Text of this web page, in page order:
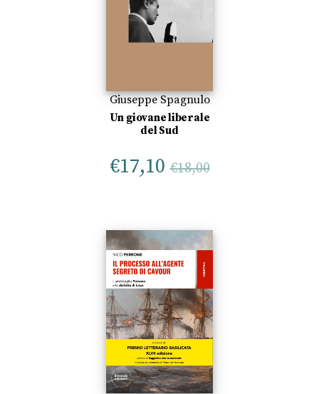
Giuseppe Spagnulo
Un giovane liberale
del Sud
€17,10 €18,00